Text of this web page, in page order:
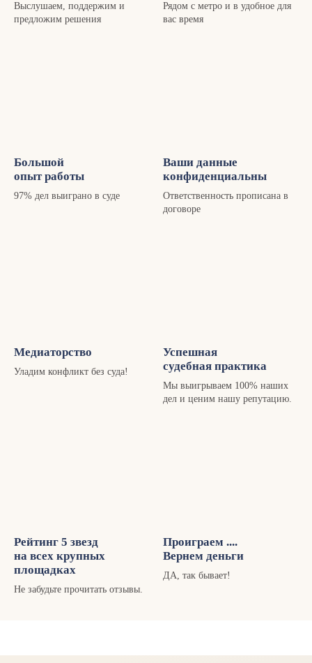
Выслушаем, поддержим и
предложим решения
Рядом с метро и в удобное для
вас время
Большой
опыт работы
97% дел выиграно в суде
Ваши данные
конфиденциальны
Ответственность прописана в
договоре
Медиаторство
Уладим конфликт без суда!
Успешная
судебная практика
Мы выигрываем 100% наших
дел и ценим нашу репутацию.
Рейтинг 5 звезд
на всех крупных
площадках
Не забудьте прочитать отзывы.
Проиграем ....
Вернем деньги
ДА, так бывает!